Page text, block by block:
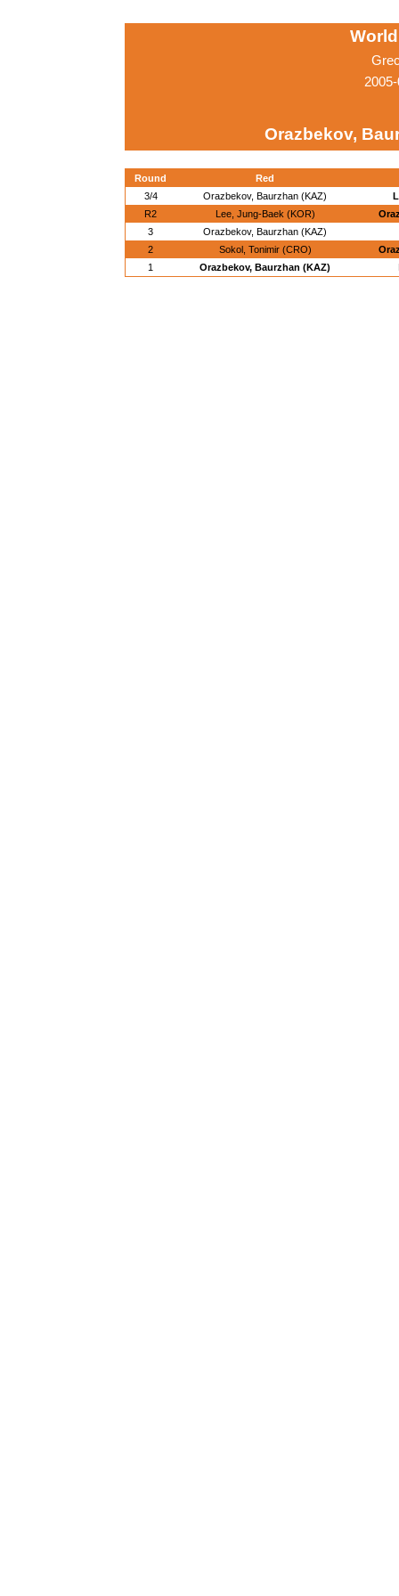
Orazbekov,
Round
Red
3/4
Orazbekov, Baurzhan (KAZ)
R2
Lee, Jung-Baek (KOR)
3
Orazbekov, Baurzhan (KAZ)
2
Sokol, Tonimir (CRO)
1
Orazbekov, Baurzhan (KAZ)